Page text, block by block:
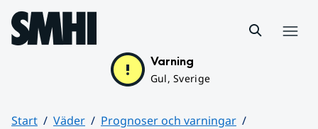
Hoppa till sidans innehåll
Varning
Gul, Sverige
Start Väder
Prognoser och varningar